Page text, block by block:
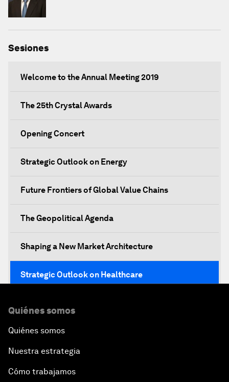
Sesiones
Welcome to the Annual Meeting 2019
The 25th Crystal Awards
Opening Concert
Strategic Outlook on Energy
Future Frontiers of Global Value Chains
The Geopolitical Agenda
Shaping a New Market Architecture
Strategic Outlook on Healthcare
Water for Life
Rethinking Global Financial Risk
Quiénes somos
Quiénes somos
Nuestra estrategia
Cómo trabajamos